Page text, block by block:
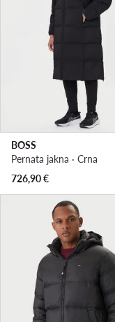
BOSS
Pernata jakna · Crna
726,90€